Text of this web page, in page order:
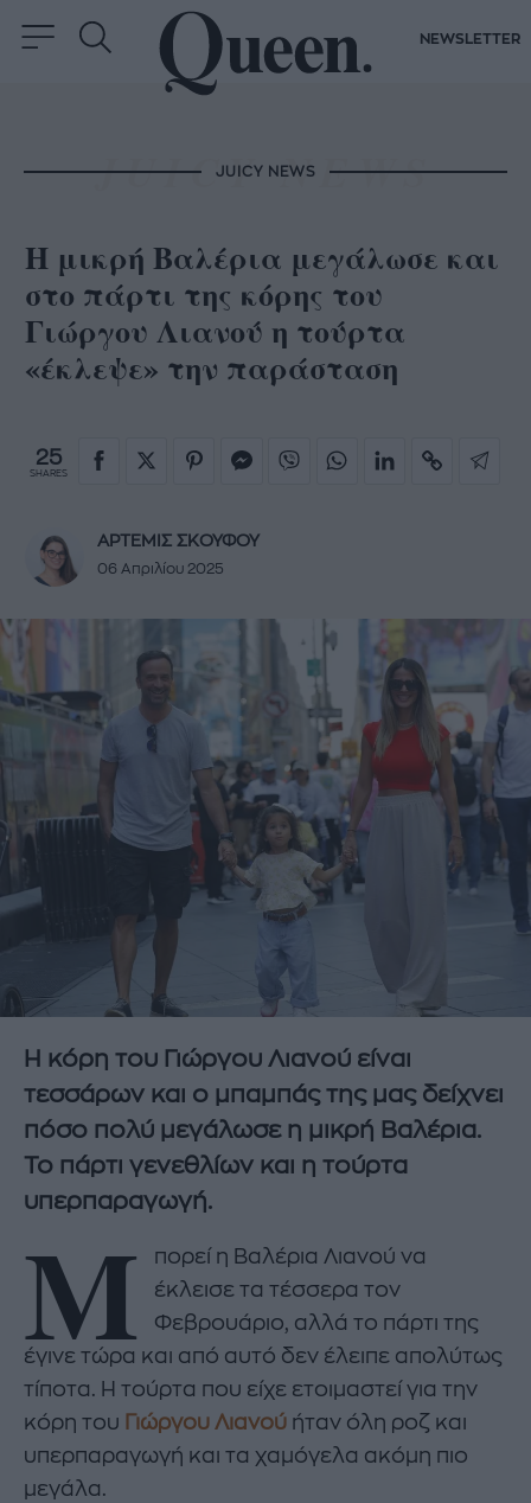
NEWSLETTER
JUICY NEWS
Η μικρή Βαλέρια μεγάλωσε και
στο πάρτι της κόρης του
Γιώργου Λιανού η τούρτα
«έκλεψε» την παράσταση
25
SHARES
ΑΡΤΕΜΙΣ ΣΚΟΥΦΟΥ
06 Απριλίου 2025
Η κόρη του Γιώργου Λιανού είναι
τεσσάρων και ο μπαμπάς της μας δείχνει
πόσο πολύ μεγάλωσε η μικρή Βαλέρια.
Το πάρτι γενεθλίων και η τούρτα
υπερπαραγωγή.
Μ
πορεί η Βαλέρια Λιανού να
έκλεισε τα τέσσερα τον
Φεβρουάριο, αλλά το πάρτι της
έγινε τώρα και από αυτό δεν έλειπε απολύτως
τίποτα. Η τούρτα που είχε ετοιμαστεί για την
κόρη του Γιώργου Λιανού ήταν όλη ροζ και
υπερπαραγωγή και τα χαμόγελα ακόμη πιο
μεγάλα.